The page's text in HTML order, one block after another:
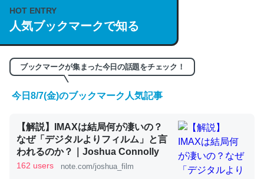
https://isobe324649.hatenablog.com/entry/2023/03/27
/064121
─GPTの仕組みと限界についての考察（１） - conceptualization
くらい。小説でいう「ずっと前の伏線」は回収されないけ
ど、短期記憶というには多い分量。進化すればするほど分
かりやすく強くなりそう
─GPTの仕組みと限界についての考察（１） - conceptualization
HOT ENTRY
人気ブックマークで知る
ブックマークが集まった今日の話題をチェック！
今日8/7(金)のブックマーク人気記事
【解説】IMAXは結局何が凄いの？
なぜ「デジタルよりフィルム」と言
われるのか？｜Joshua Connolly
162 users note.com/joshua_film